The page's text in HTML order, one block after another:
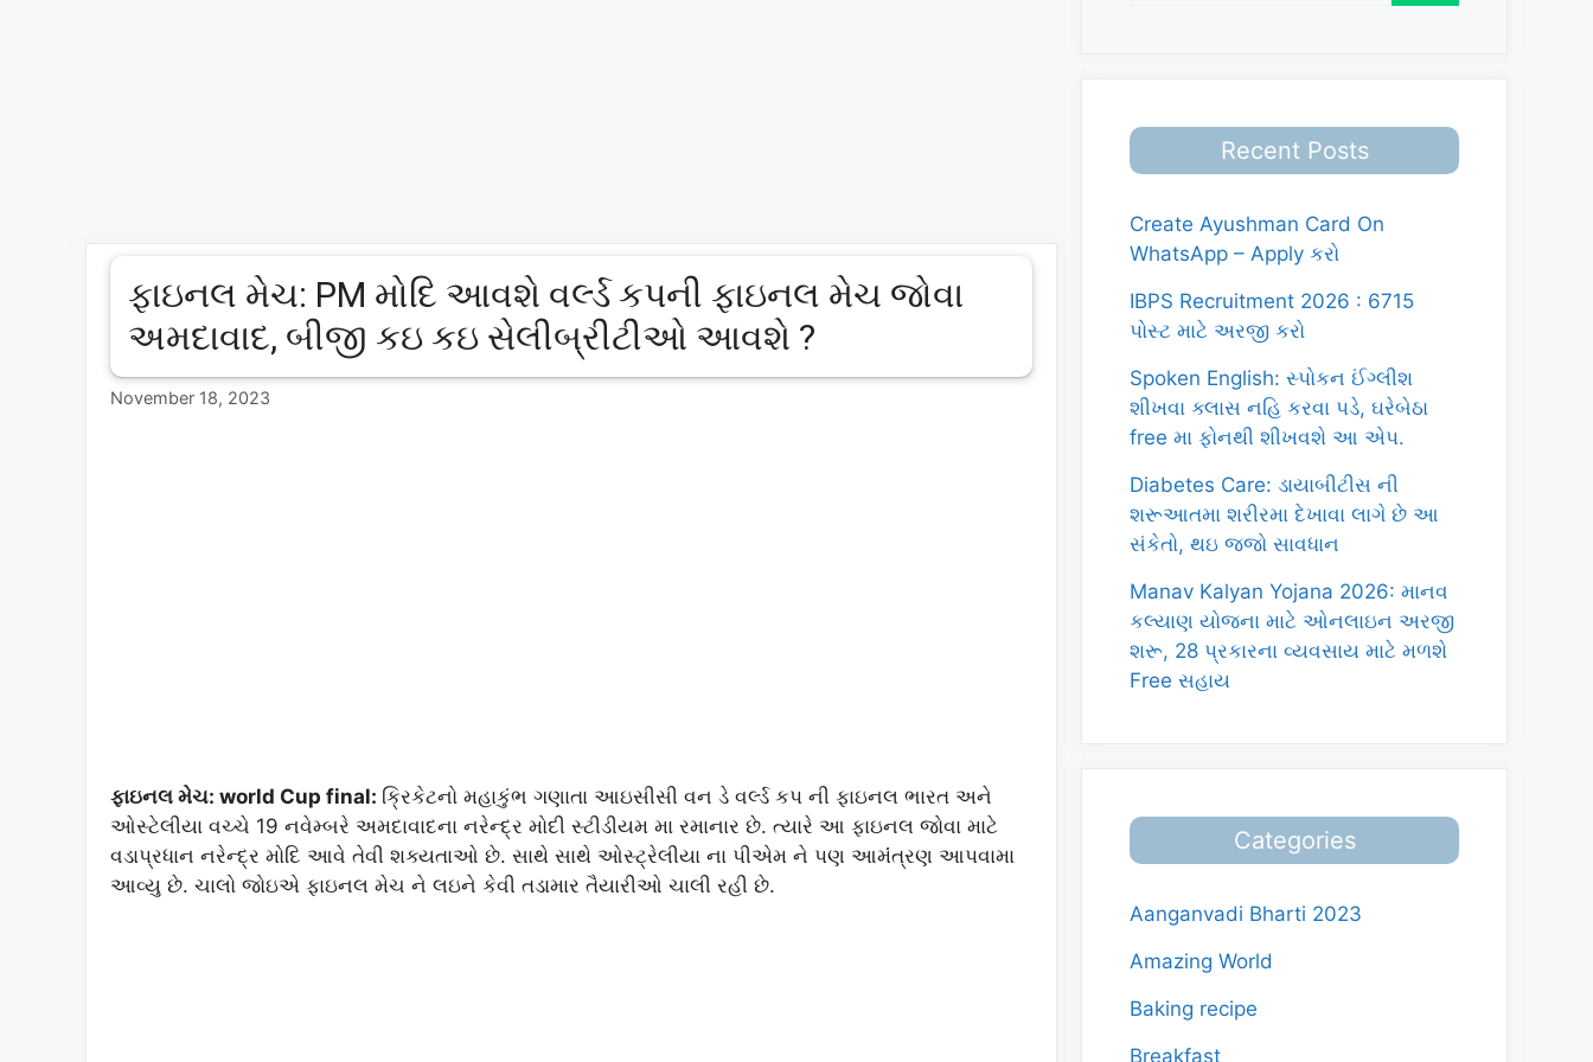
ફાઇનલ મેચ: PM મોદિ આવશે વર્લ્ડ કપની ફાઇનલ મેચ જોવા
અમદાવાદ, બીજી કઇ કઇ સેલીબ્રીટીઓ આવશે ?
November 18, 2023
ફાઇનલ મેચ: world Cup final: ક્રિકેટનો મહાકુંભ ગણાતા આઇસીસી વન ડે વર્લ્ડ કપ ની ફાઇનલ ભારત અને
ઓસ્ટેલીયા વચ્ચે 19 નવેમ્બરે અમદાવાદના નરેન્દ્ર મોદી સ્ટીડીયમ મા રમાનાર છે. ત્યારે આ ફાઇનલ જોવા માટે
વડાપ્રધાન નરેન્દ્ર મોદિ આવે તેવી શક્યતાઓ છે. સાથે સાથે ઓસ્ટ્રેલીયા ના પીએમ ને પણ આમંંત્રણ આપવામા
આવ્યુ છે. ચાલો જોઇએ ફાઇનલ મેચ ને લઇને કેવી તડામાર તૈયારીઓ ચાલી રહી છે.
Recent Posts
Create Ayushman Card On
WhatsApp – Apply કરો
IBPS Recruitment 2026 : 6715
પોસ્ટ માટે અરજી કરો
Spoken English: સ્પોકન ઈંગ્લીશ
શીખવા ક્લાસ નહિ કરવા પડે, ઘરેબેઠા
free મા ફોનથી શીખવશે આ એપ.
Diabetes Care: ડાયાબીટીસ ની
શરૂઆતમા શરીરમા દેખાવા લાગે છે આ
સંકેતો, થઇ જજો સાવધાન
Manav Kalyan Yojana 2026: માનવ
કલ્યાણ યોજના માટે ઓનલાઇન અરજી
શરૂ, 28 પ્રકારના વ્યવસાય માટે મળશે
Free સહાય
Categories
Aanganvadi Bharti 2023
Amazing World
Baking recipe
Breakfast